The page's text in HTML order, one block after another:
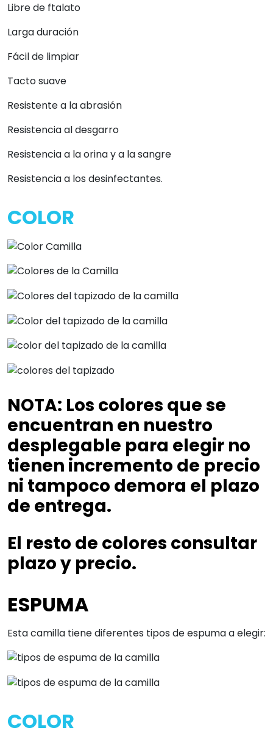
Libre de ftalato
Larga duración
Fácil de limpiar
Tacto suave
Resistente a la abrasión
Resistencia al desgarro
Resistencia a la orina y a la sangre
Resistencia a los desinfectantes.
COLOR
NOTA: Los colores que se
encuentran en nuestro
desplegable para elegir no
tienen incremento de precio
ni tampoco demora el plazo
de entrega.
El resto de colores consultar
plazo y precio.
ESPUMA
Esta camilla tiene diferentes tipos de espuma a elegir:
COLOR